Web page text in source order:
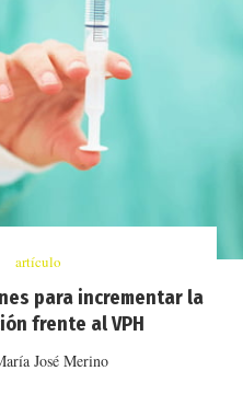
artículo
para incrementar la
frente al VPH
José Merino